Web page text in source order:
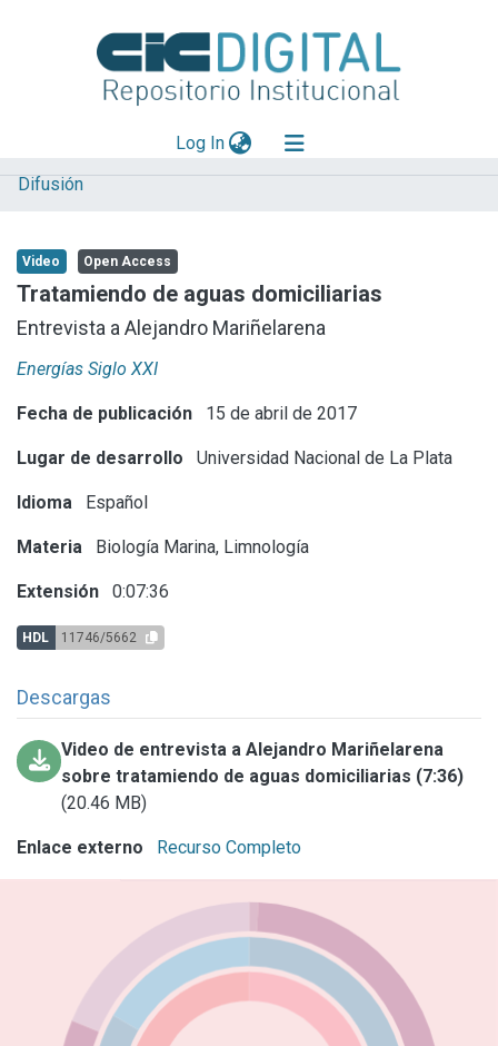
Log In(current)
Explorar
Aportar material
Statistics
Difusión
Video Open Access
Tratamiendo de aguas domiciliarias
Entrevista a Alejandro Mariñelarena
Energías Siglo XXI
Fecha de publicación 15 de abril de 2017
Lugar de desarrollo Universidad Nacional de La Plata
Idioma Español
Materia Biología Marina, Limnología
Extensión 0:07:36
HDL 11746/5662
Descargas
Video de entrevista a Alejandro Mariñelarena
sobre tratamiendo de aguas domiciliarias (7:36)
(20.46 MB)
Enlace externo Recurso Completo